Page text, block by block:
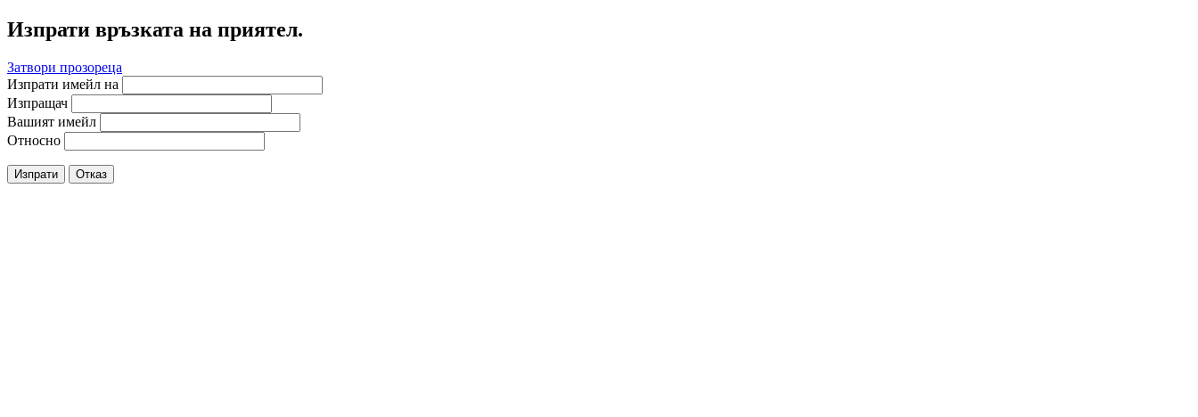
Изпрати връзката на приятел.
Затвори прозореца
Изпрати имейл на
Изпращач
Вашият имейл
Относно
Изпрати Отказ